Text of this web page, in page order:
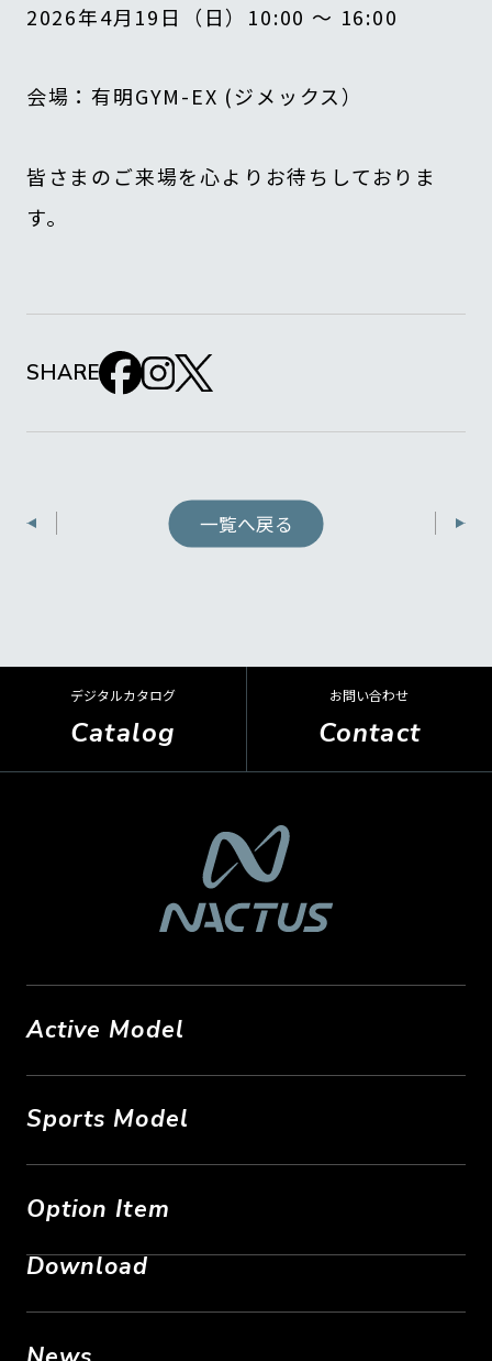
2026年4月19日（日）10:00 ～ 16:00
会場：有明GYM-EX (ジメックス）
皆さまのご来場を心よりお待ちしておりま
す。
SHARE
一覧へ戻る
デジタルカタログ
Catalog
お問い合わせ
Contact
Active Model
Sports Model
Option Item
Download